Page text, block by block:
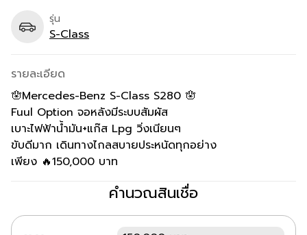
รายละเอียด
🪬Mercedes-Benz S-Class S280 🪬
Fuul Option จอหลังมีระบบสัมผัส
เบาะไฟฟ้าน้ำมัน+แก๊ส Lpg วิ่งเนียนๆ
ขับดีมาก เดินทางไกลสบายประหนัดทุกอย่าง
เพียง 🔥150,000 บาท
รุ่น
S-Class
คำนวณสินเชื่อ